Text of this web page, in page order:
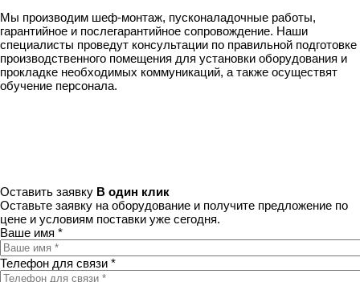
Мы производим шеф-монтаж, пусконаладочные работы,
гарантийное и послегарантийное сопровождение. Наши
специалисты проведут консультации по правильной подготовке
производственного помещения для установки оборудования и
прокладке необходимых коммуникаций, а также осуществят
обучение персонала.
Оставить заявку В один клик
Оставьте заявку на оборудование и получите предложение по
цене и условиям поставки уже сегодня.
Ваше имя *
Телефон для связи *